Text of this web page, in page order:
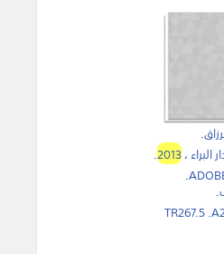
.
البراء،2013
.
.
.
TR267.5